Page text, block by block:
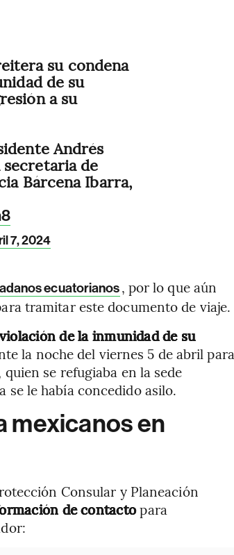
su condena
de su
a su
Andrés
de
Bárcena Ibarra,
7, 2024
ecuatorianos, por lo que aún
tramitar este documento de viaje.
de la inmunidad de su
la noche del viernes 5 de abril para
se refugiaba en la sede
se le había concedido asilo.
mexicanos en
Consular y Planeación
de contactopara